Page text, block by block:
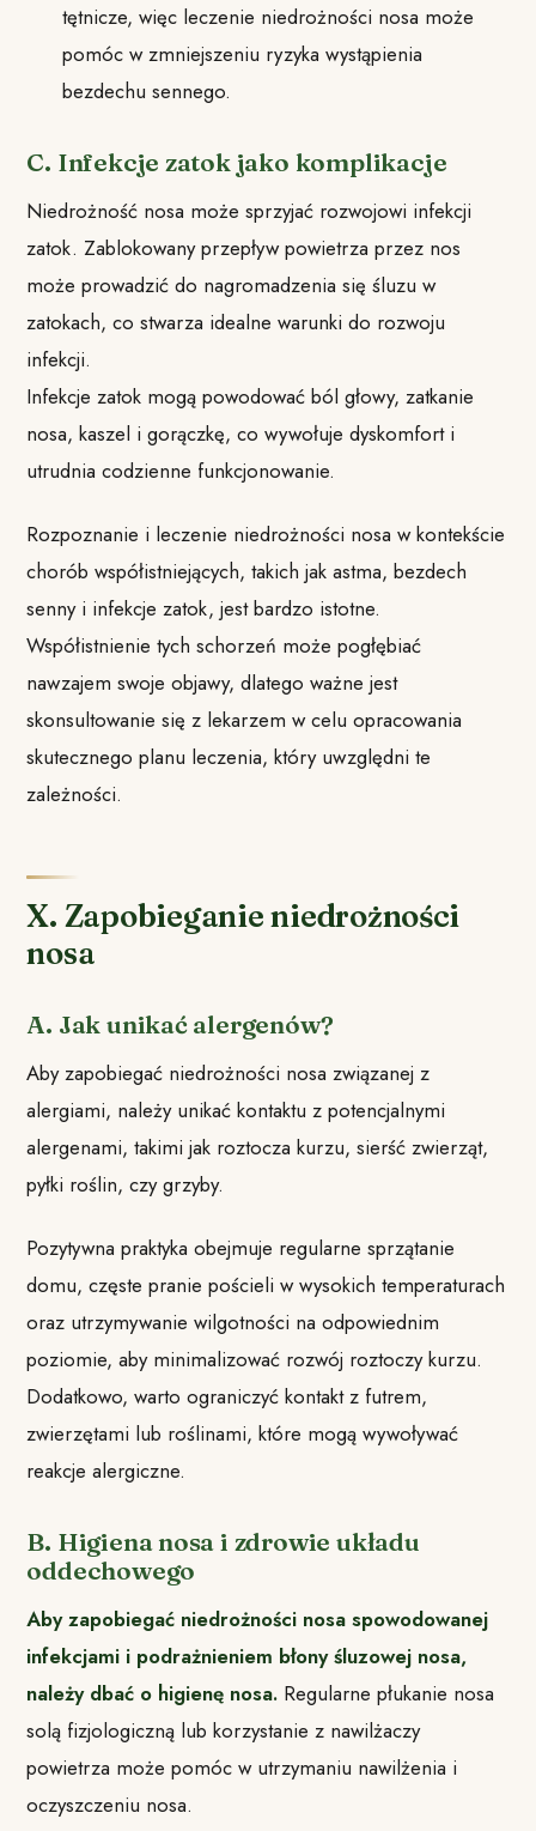
tętnicze, więc leczenie niedrożności nosa może
pomóc w zmniejszeniu ryzyka wystąpienia
bezdechu sennego.
C. Infekcje zatok jako komplikacje
Niedrożność nosa może sprzyjać rozwojowi infekcji
zatok. Zablokowany przepływ powietrza przez nos
może prowadzić do nagromadzenia się śluzu w
zatokach, co stwarza idealne warunki do rozwoju
infekcji.
Infekcje zatok mogą powodować ból głowy, zatkanie
nosa, kaszel i gorączkę, co wywołuje dyskomfort i
utrudnia codzienne funkcjonowanie.
Rozpoznanie i leczenie niedrożności nosa w kontekście
chorób współistniejących, takich jak astma, bezdech
senny i infekcje zatok, jest bardzo istotne.
Współistnienie tych schorzeń może pogłębiać
nawzajem swoje objawy, dlatego ważne jest
skonsultowanie się z lekarzem w celu opracowania
skutecznego planu leczenia, który uwzględni te
zależności.
X. Zapobieganie niedrożności
nosa
A. Jak unikać alergenów?
Aby zapobiegać niedrożności nosa związanej z
alergiami, należy unikać kontaktu z potencjalnymi
alergenami, takimi jak roztocza kurzu, sierść zwierząt,
pyłki roślin, czy grzyby.
Pozytywna praktyka obejmuje regularne sprzątanie
domu, częste pranie pościeli w wysokich temperaturach
oraz utrzymywanie wilgotności na odpowiednim
poziomie, aby minimalizować rozwój roztoczy kurzu.
Dodatkowo, warto ograniczyć kontakt z futrem,
zwierzętami lub roślinami, które mogą wywoływać
reakcje alergiczne.
B. Higiena nosa i zdrowie układu
oddechowego
Aby zapobiegać niedrożności nosa spowodowanej
infekcjami i podrażnieniem błony śluzowej nosa,
należy dbać o higienę nosa. Regularne płukanie nosa
solą fizjologiczną lub korzystanie z nawilżaczy
powietrza może pomóc w utrzymaniu nawilżenia i
oczyszczeniu nosa.